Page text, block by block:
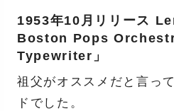
1953年10月リリース
Boston Pops
Typewriter」
祖父がオススメだと言っ
ドでした。